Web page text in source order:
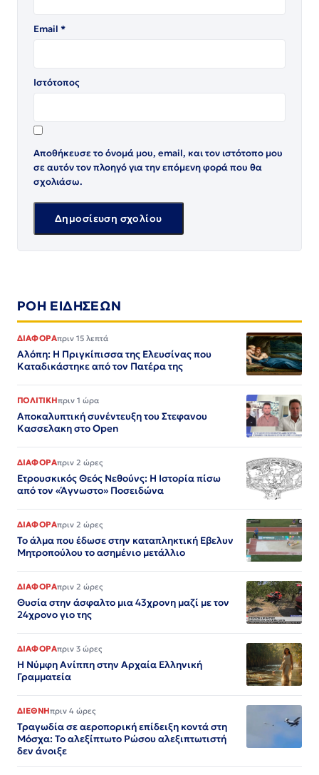
Email *
Ιστότοπος
Αποθήκευσε το όνομά μου, email, και τον ιστότοπο μου
σε αυτόν τον πλοηγό για την επόμενη φορά που θα
σχολιάσω.
ΡΟΗ ΕΙΔΗΣΕΩΝ
ΔΙΑΦΟΡΑπριν 15 λεπτά
Αλόπη: Η Πριγκίπισσα της Ελευσίνας που
Καταδικάστηκε από τον Πατέρα της
ΠΟΛΙΤΙΚΗπριν 1 ώρα
Αποκαλυπτική συνέντευξη του Στεφανου
Κασσελακη στο Open
ΔΙΑΦΟΡΑπριν 2 ώρες
Ετρουσκικός Θεός Νεθούνς: Η Ιστορία πίσω
από τον «Άγνωστο» Ποσειδώνα
ΔΙΑΦΟΡΑπριν 2 ώρες
Το άλμα που έδωσε στην καταπληκτική Εβελυν
Μητροπούλου το ασημένιο μετάλλιο
ΔΙΑΦΟΡΑπριν 2 ώρες
Θυσία στην άσφαλτο μια 43χρονη μαζί με τον
24χρονο γιο της
ΔΙΑΦΟΡΑπριν 3 ώρες
Η Νύμφη Ανίππη στην Αρχαία Ελληνική
Γραμματεία
ΔΙΕΘΝΗπριν 4 ώρες
Τραγωδία σε αεροπορική επίδειξη κοντά στη
Μόσχα: Το αλεξίπτωτο Ρώσου αλεξιπτωτιστή
δεν άνοιξε